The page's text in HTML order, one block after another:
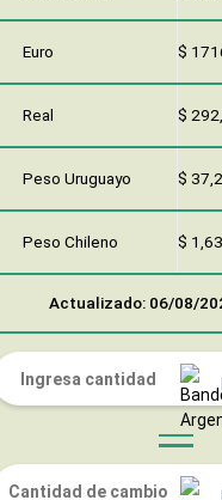
Euro $
Real $
Peso Uruguayo $
Peso Chileno $
Actualizado: 06/08/